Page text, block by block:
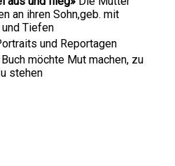
an ihren Sohn,geb. mit
Tiefen
und Reportagen
möchte Mut machen, zu
stehen